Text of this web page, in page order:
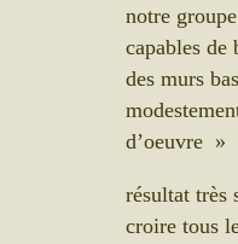
notre
capables de
des murs
d’oeuvre »
résultat très
croire tous